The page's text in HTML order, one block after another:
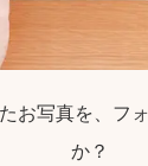
お写真を、フ
か？